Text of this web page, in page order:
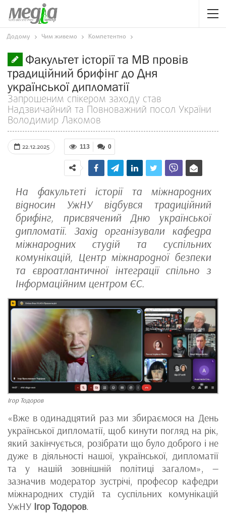
Додому Чим живемо Компетентно
Факультет історії та МВ провів
традиційний брифінг до Дня
української дипломатії
Запрошеним спікером заходу став
Надзвичайний та Повноважний посол України
Володимир Лакомов
22.12.2025 0
113
На факультеті історії та міжнародних
відносин УжНУ відбувся традиційний
брифінг, присвячений Дню української
дипломатії. Захід організували кафедра
міжнародних студій та суспільних
комунікацій, Центр міжнародної безпеки
та євроатлантичної інтеграції спільно з
Інформаційним центром ЄС.
Ігор Тодоров
«Вже в одинадцятий раз ми збираємося на День
української дипломатії, щоб кинути погляд на рік,
який закінчується, розібрати що було доброго і не
дуже в діяльності нашої, української, дипломатії
та у нашій зовнішній політиці загалом», —
зазначив модератор зустрічі, професор кафедри
міжнародних студій та суспільних комунікацій
УжНУ Ігор Тодоров.